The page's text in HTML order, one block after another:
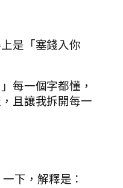
是「塞錢入你
每一個字都懂，
且讓我拆開每一
下，解釋是：